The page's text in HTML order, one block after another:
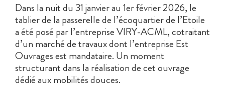
Dans la nuit du 31 janvier au 1er février 2026, le
tablier de la passerelle de l’écoquartier de l’Etoile
a été posé par l’entreprise VIRY-ACML, cotraitant
d’un marché de travaux dont l’entreprise Est
Ouvrages est mandataire. Un moment
structurant dans la réalisation de cet ouvrage
dédié aux mobilités douces.